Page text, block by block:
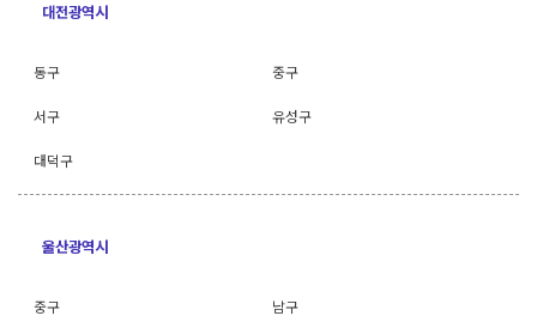
대전광역시
동구 중구
서구 유성구
대덕구
울산광역시
중구 남구